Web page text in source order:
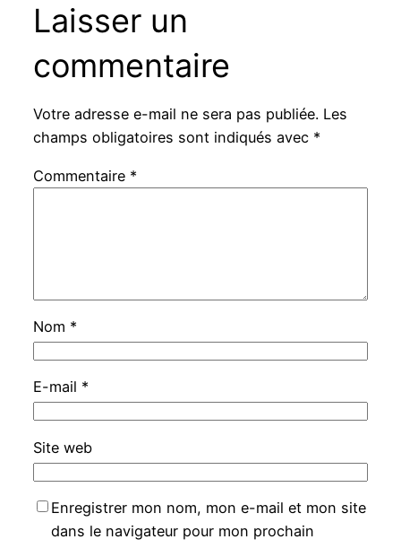
Laisser un
commentaire
Votre adresse e-mail ne sera pas publiée. Les
champs obligatoires sont indiqués avec *
Commentaire *
Nom *
E-mail *
Site web
Enregistrer mon nom, mon e-mail et mon site
dans le navigateur pour mon prochain